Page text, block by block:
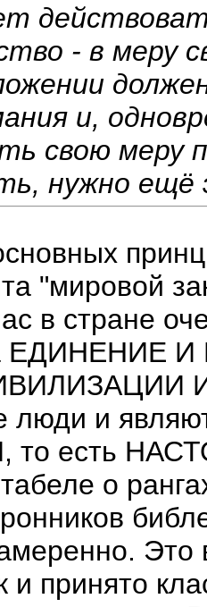
- в меру
и,
свою меру
нужно ещё
"мировой
в стране
люди и
есть
табеле о
и принято